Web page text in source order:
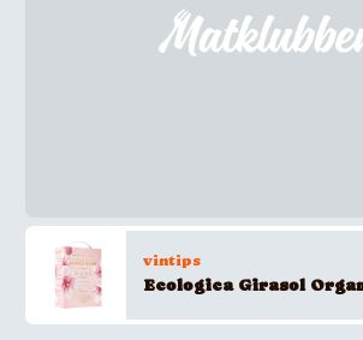
vintips
Ecologica Girasol